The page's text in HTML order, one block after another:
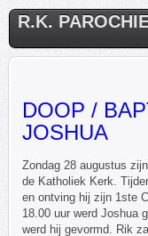
R.K.
DOOP /
JOSHUA
Zondag 28 augustus
de Katholiek Kerk.
en ontving hij zijn 1ste
18.00 uur werd Joshua
werd hij gevormd. Rik